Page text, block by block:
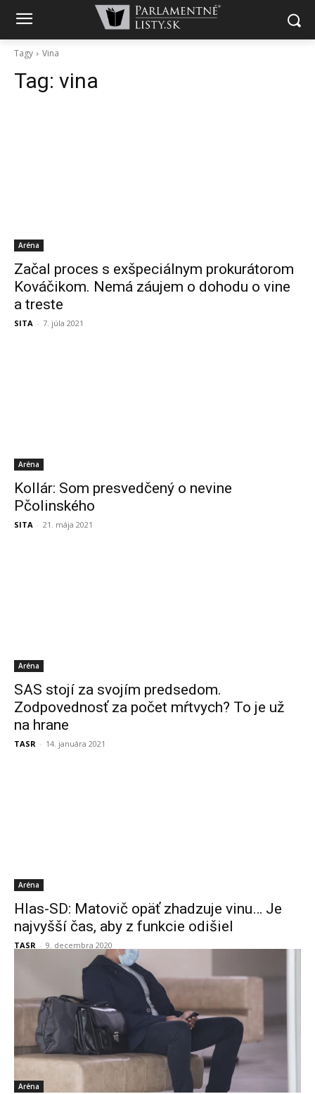
Tagy Vina
Tag: vina
Aréna
Začal proces s exšpeciálnym prokurátorom
Kováčikom. Nemá záujem o dohodu o vine
a treste
SITA - 7. júla 2021
Aréna
Kollár: Som presvedčený o nevine
Pčolinského
SITA - 21. mája 2021
Aréna
SAS stojí za svojím predsedom.
Zodpovednosť za počet mŕtvych? To je už
na hrane
TASR - 14. januára 2021
Aréna
Hlas-SD: Matovič opäť zhadzuje vinu… Je
najvyšší čas, aby z funkcie odišiel
TASR - 9. decembra 2020
Aréna